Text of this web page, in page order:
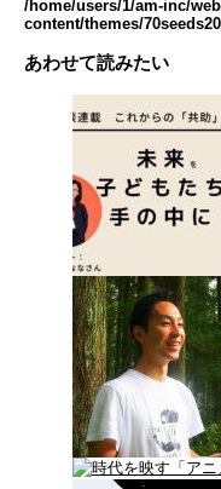
/home/users/1/am-inc/
content/themes/
あわせて読みたい